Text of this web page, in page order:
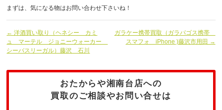
まずは、気になる物はお問い合わせ下さいね！
← 洋酒買い取り（ヘネシー カミ
ュ マーテル ジョニーウォーカー
シーバスリーガル）藤沢 石川
ガラケー携帯買取（ガラパゴス携帯
スマフォ iPhone )藤沢市用田 →
おたからや湘南台店への
買取のご相談やお問い合せは